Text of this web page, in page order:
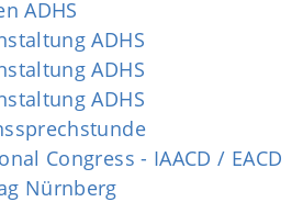
ADHS
ADHS
ADHS
ADHS
Congress - IAACD / EACD
Nürnberg